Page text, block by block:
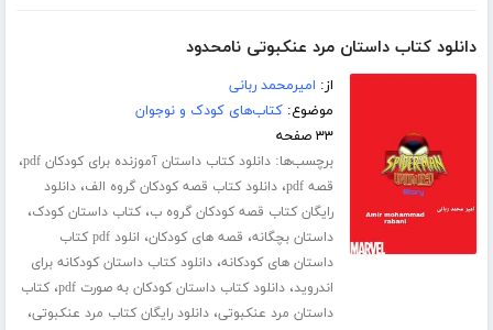
دانلود کتاب داستان مرد عنکبوتی نامحدود
از: امیرمحمد ربانی
موضوع:کتاب‌های کودک و نوجوان
۳۳ صفحه
برچسب‌ها:دانلود کتاب داستان آموزنده برای کودکان pdf ،
قصه pdf ،دانلود کتاب قصه کودکان گروه الف،دانلود
رایگان کتاب قصه کودکان گروه ب،کتاب داستان کودک،
داستان بچگانه، قصه های کودکان،
انلود pdf کتاب
داستان های کودکانه،دانلود کتاب داستان کودکانه برای
اندروید،دانلود کتاب داستان کودکان به صورت pdf ،کتاب
داستان مرد عنکبوتی،دانلود رایگان کتاب مرد عنکبوتی،